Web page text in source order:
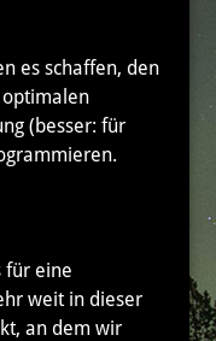
es schaffen, den
(besser: für
für eine
weit in dieser
an dem wir